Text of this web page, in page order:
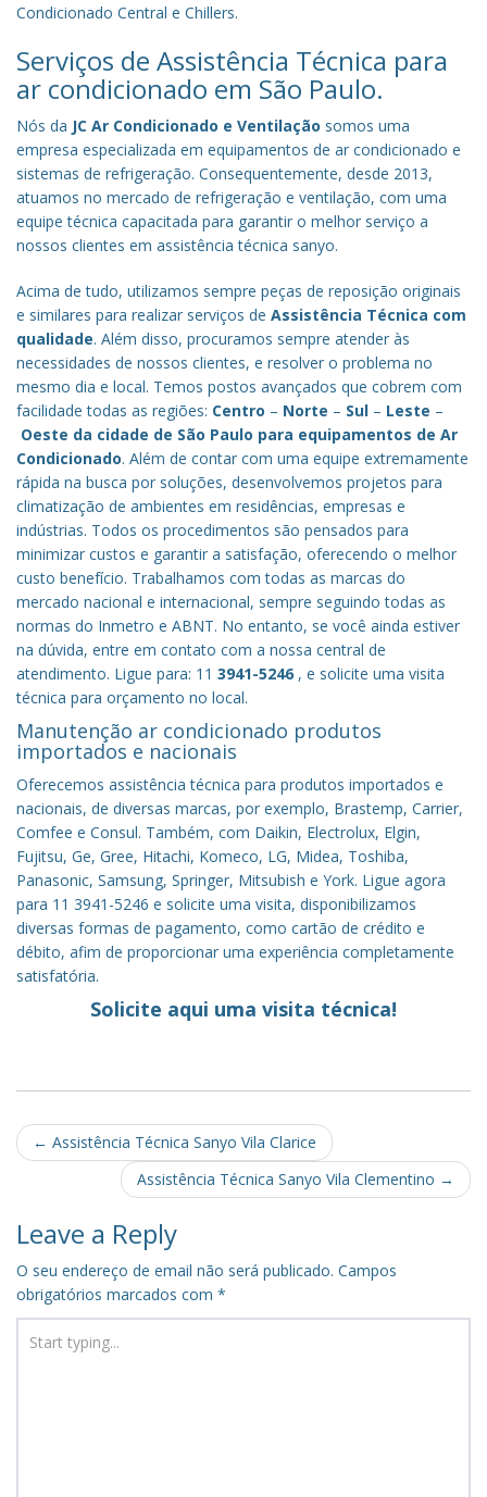
Condicionado Central e Chillers.
Serviços de Assistência Técnica para
ar condicionado em São Paulo.
Nós da JC Ar Condicionado e Ventilação somos uma
empresa especializada em equipamentos de ar condicionado e
sistemas de refrigeração. Consequentemente, desde 2013,
atuamos no mercado de refrigeração e ventilação, com uma
equipe técnica capacitada para garantir o melhor serviço a
nossos clientes em assistência técnica sanyo.
Acima de tudo, utilizamos sempre peças de reposição originais
e similares para realizar serviços de Assistência Técnica com
qualidade. Além disso, procuramos sempre atender às
necessidades de nossos clientes, e resolver o problema no
mesmo dia e local. Temos postos avançados que cobrem com
facilidade todas as regiões: Centro – Norte – Sul – Leste –
Oeste da cidade de São Paulo para equipamentos de Ar
Condicionado. Além de contar com uma equipe extremamente
rápida na busca por soluções, desenvolvemos projetos para
climatização de ambientes em residências, empresas e
indústrias. Todos os procedimentos são pensados para
minimizar custos e garantir a satisfação, oferecendo o melhor
custo benefício. Trabalhamos com todas as marcas do
mercado nacional e internacional, sempre seguindo todas as
normas do Inmetro e ABNT. No entanto, se você ainda estiver
na dúvida, entre em contato com a nossa central de
atendimento. Ligue para: 11 3941-5246 , e solicite uma visita
técnica para orçamento no local.
Manutenção ar condicionado produtos
importados e nacionais
Oferecemos assistência técnica para produtos importados e
nacionais, de diversas marcas, por exemplo, Brastemp, Carrier,
Comfee e Consul. Também, com Daikin, Electrolux, Elgin,
Fujitsu, Ge, Gree, Hitachi, Komeco, LG, Midea, Toshiba,
Panasonic, Samsung, Springer, Mitsubish e York. Ligue agora
para 11 3941-5246 e solicite uma visita, disponibilizamos
diversas formas de pagamento, como cartão de crédito e
débito, afim de proporcionar uma experiência completamente
satisfatória.
Solicite aqui uma visita técnica!
Post
navigation
← Assistência Técnica Sanyo Vila Clarice
Assistência Técnica Sanyo Vila Clementino →
Leave a Reply
O seu endereço de email não será publicado. Campos
obrigatórios marcados com *